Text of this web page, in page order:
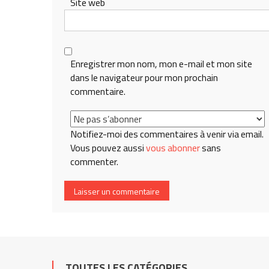
Enregistrer mon nom, mon e-mail et mon site
dans le navigateur pour mon prochain
commentaire.
Notifiez-moi des commentaires à venir via email.
Vous pouvez aussivous abonnersans
commenter.